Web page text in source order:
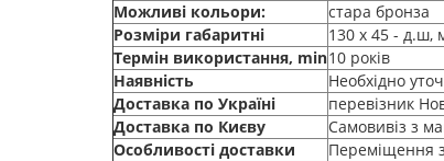
Можливі кольори:
стара бронза
Розміри габаритні
130 х 45 - д.ш,
Термін використання, min10 років
Наявність
Необхідно
Доставка по Україні
перевізник
Доставка по Києву
Самовивіз з
Особливості доставки
Переміщення